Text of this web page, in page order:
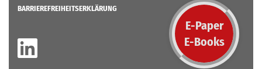
BARRIEREFREIHEITSERKLÄRUNG
E-Paper
E-Books